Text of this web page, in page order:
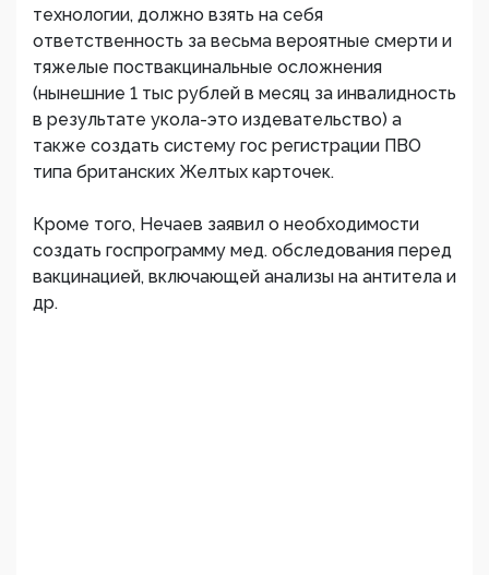
технологии, должно взять на себя
ответственность за весьма вероятные смерти и
тяжелые поствакцинальные осложнения
(нынешние 1 тыс рублей в месяц за инвалидность
в результате укола-это издевательство) а
также создать систему гос регистрации ПВО
типа британских Желтых карточек.
Кроме того, Нечаев заявил о необходимости
создать госпрограмму мед. обследования перед
вакцинацией, включающей анализы на антитела и
др.